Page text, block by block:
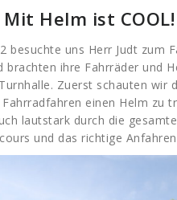
Mit Helm ist COOL!
besuchte uns Herr Judt zum
brachten ihre Fahrräder und
Zuerst schauten
einen Helm zu
lautstark durch die
und das richtige